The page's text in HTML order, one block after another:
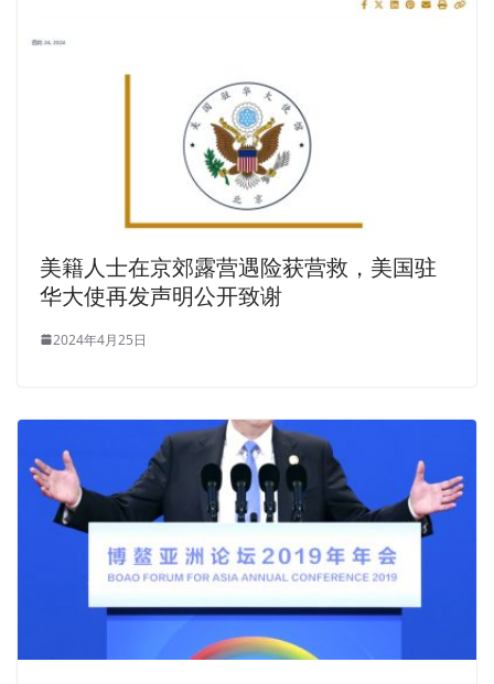
美籍人士在京郊露营遇险获营救，美国驻
华大使再发声明公开致谢
2024年4月25日